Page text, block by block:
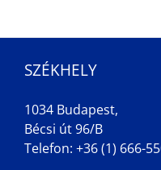
SZÉKHELY
1034 Budapest,
Bécsi út 96/B
Telefon: +36 (1) 666-